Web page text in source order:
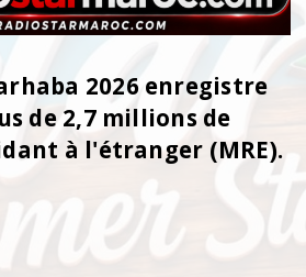
2026 enregistre
de 2,7 millions de
à l'étranger (MRE).